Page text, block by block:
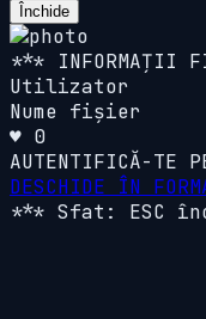
Închide
*** INFORMAȚII
Utilizator
Nume fișier
♥ 0
AUTENTIFICĂ-TE
DESCHIDE ÎN
*** Sfat: ESC